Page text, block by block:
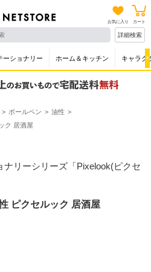
お気に入り カート
詳細検索
ーショナリー ホーム＆キッチン キャラク
ボールペン
油性
ク 居酒屋
ナリーシリーズ「Pixelook(ピクセ
ピクセルック 居酒屋